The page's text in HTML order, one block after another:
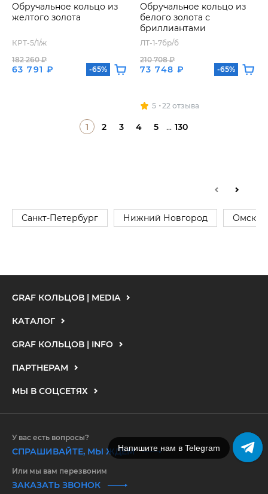
Обручальное кольцо из
желтого золота
КРТ-5/1/ж
63 791 ₽
182 260 ₽
-65%
Обручальное кольцо из
белого золота с
бриллиантами
ЛТ-1-7бр/б
73 748 ₽
210 708 ₽
-65%
5 22 отзыва
1 2 3 4 5 ... 130
Санкт-Петербург Нижний Новгород Омск
GRAF КОЛЬЦОВ | MEDIA
КАТАЛОГ
GRAF КОЛЬЦОВ | INFO
ПАРТНЕРАМ
МЫ В СОЦСЕТЯХ
У вас есть вопросы?
СПРАШИВАЙТЕ, МЫ ЖДЕМ
Или мы вам перезвоним
ЗАКАЗАТЬ ЗВОНОК
Напишите нам в Telegram